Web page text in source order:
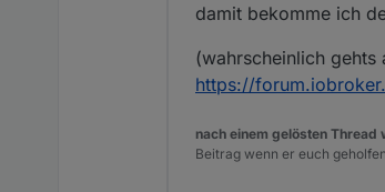
damit bekomme ich
(wahrscheinlich
https://
nach einem gelösten
Beitrag wenn er euch